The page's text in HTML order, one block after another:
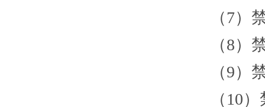
（7）
（8）
（9）
（10